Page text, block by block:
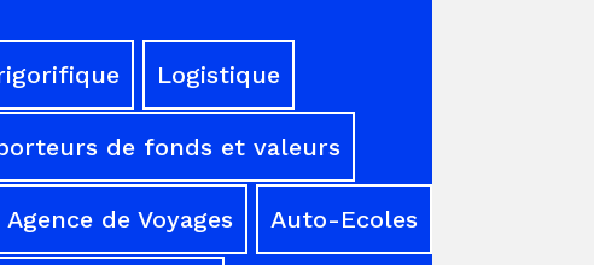
Logistique
de fonds et valeurs
Agence de Voyages Auto-Ecoles